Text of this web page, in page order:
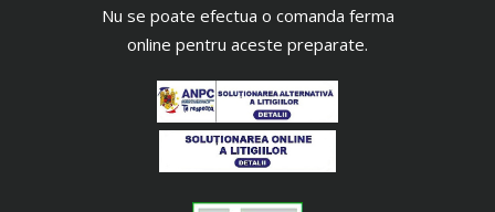
Nu se poate efectua o comanda ferma
online pentru aceste preparate.